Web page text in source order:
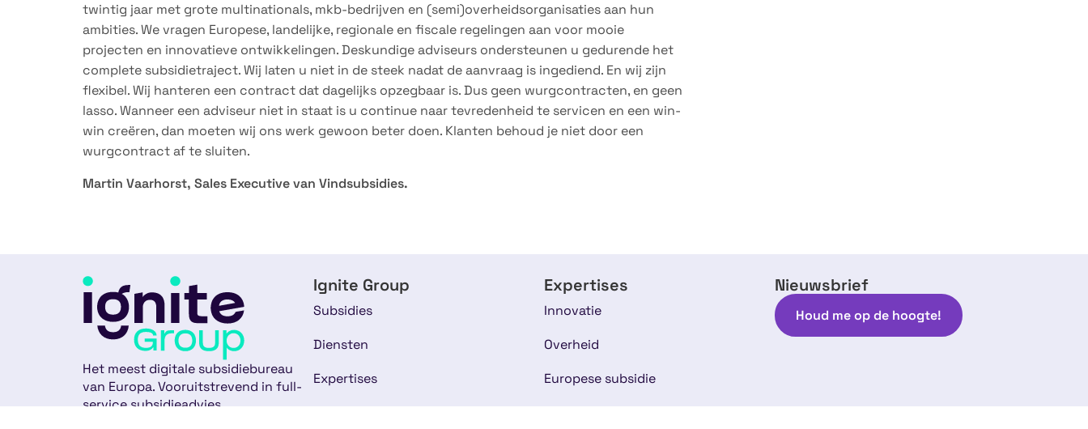
twintig jaar met grote multinationals, mkb-bedrijven en (semi)overheidsorganisaties aan hun
ambities. We vragen Europese, landelijke, regionale en fiscale regelingen aan voor mooie
projecten en innovatieve ontwikkelingen. Deskundige adviseurs ondersteunen u gedurende het
complete subsidietraject. Wij laten u niet in de steek nadat de aanvraag is ingediend. En wij zijn
flexibel. Wij hanteren een contract dat dagelijks opzegbaar is. Dus geen wurgcontracten, en geen
lasso. Wanneer een adviseur niet in staat is u continue naar tevredenheid te servicen en een win-
win creëren, dan moeten wij ons werk gewoon beter doen. Klanten behoud je niet door een
wurgcontract af te sluiten.
Martin Vaarhorst, Sales Executive van Vindsubsidies.
Het meest digitale subsidiebureau
van Europa. Vooruitstrevend in full-
service subsidieadvies.
Ignite Group
Subsidies
Diensten
Expertises
Expertises
Innovatie
Overheid
Europese subsidie
Nieuwsbrief
Houd me op de hoogte!